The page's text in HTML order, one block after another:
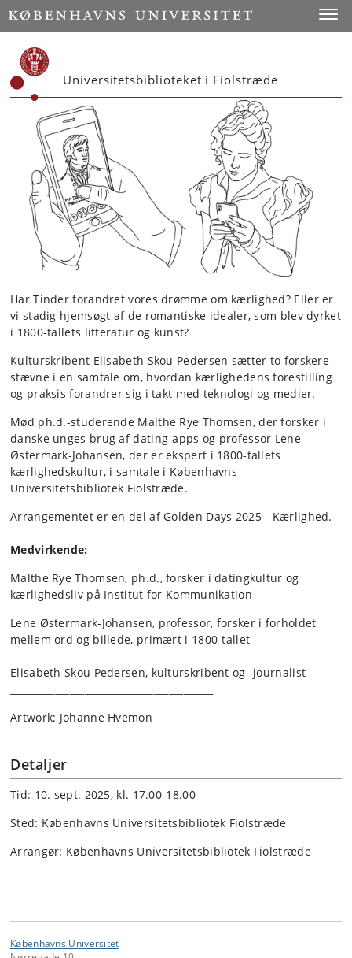
Start
Universitetsbiblioteket i Fiolstræde
Har Tinder forandret vores drømme om kærlighed? Eller er
vi stadig hjemsøgt af de romantiske idealer, som blev dyrket
i 1800-tallets litteratur og kunst?
Kulturskribent Elisabeth Skou Pedersen sætter to forskere
stævne i en samtale om, hvordan kærlighedens forestilling
og praksis forandrer sig i takt med teknologi og medier.
Mød ph.d.-studerende Malthe Rye Thomsen, der forsker i
danske unges brug af dating-apps og professor Lene
Østermark-Johansen, der er ekspert i 1800-tallets
kærlighedskultur, i samtale i Københavns
Universitetsbibliotek Fiolstræde.
Arrangementet er en del af Golden Days 2025 - Kærlighed.
Medvirkende:
Malthe Rye Thomsen, ph.d., forsker i datingkultur og
kærlighedsliv på Institut for Kommunikation
Lene Østermark-Johansen, professor, forsker i forholdet
mellem ord og billede, primært i 1800-tallet
Elisabeth Skou Pedersen, kulturskribent og -journalist
Artwork: Johanne Hvemon
Detaljer
Tid: 10. sept. 2025, kl. 17.00-18.00
Sted: Københavns Universitetsbibliotek Fiolstræde
Arrangør: Københavns Universitetsbibliotek Fiolstræde
Københavns Universitet